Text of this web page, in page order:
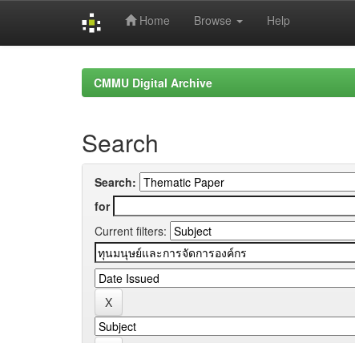
Home Browse Help
CMMU Digital Archive
Search
Search:
for
Current filters: